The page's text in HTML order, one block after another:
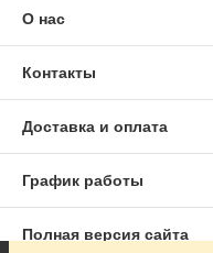
О нас
Контакты
Доставка и оплата
График работы
Полная версия сайта